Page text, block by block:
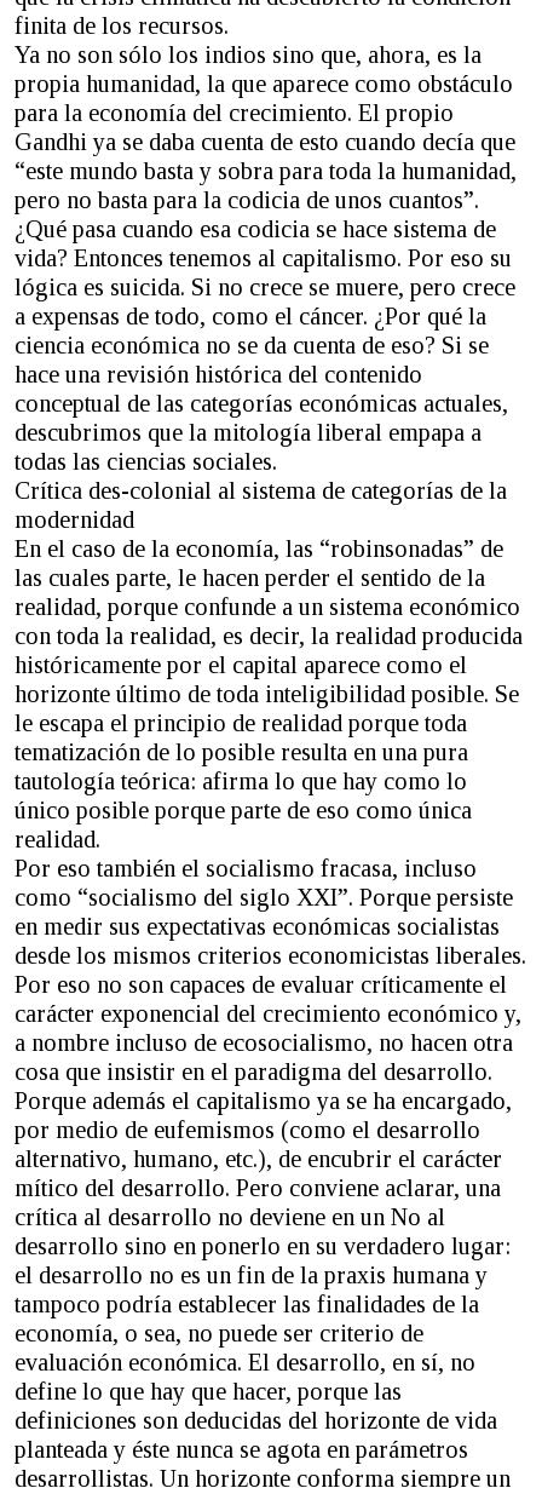
finita de los recursos.
Ya no son sólo los indios sino que, ahora, es la
propia humanidad, la que aparece como obstáculo
para la economía del crecimiento. El propio
Gandhi ya se daba cuenta de esto cuando decía que
“este mundo basta y sobra para toda la humanidad,
pero no basta para la codicia de unos cuantos”.
¿Qué pasa cuando esa codicia se hace sistema de
vida? Entonces tenemos al capitalismo. Por eso su
lógica es suicida. Si no crece se muere, pero crece
a expensas de todo, como el cáncer. ¿Por qué la
ciencia económica no se da cuenta de eso? Si se
hace una revisión histórica del contenido
conceptual de las categorías económicas actuales,
descubrimos que la mitología liberal empapa a
todas las ciencias sociales.
Crítica des-colonial al sistema de categorías de la
modernidad
En el caso de la economía, las “robinsonadas” de
las cuales parte, le hacen perder el sentido de la
realidad, porque confunde a un sistema económico
con toda la realidad, es decir, la realidad producida
históricamente por el capital aparece como el
horizonte último de toda inteligibilidad posible. Se
le escapa el principio de realidad porque toda
tematización de lo posible resulta en una pura
tautología teórica: afirma lo que hay como lo
único posible porque parte de eso como única
realidad.
Por eso también el socialismo fracasa, incluso
como “socialismo del siglo XXI”. Porque persiste
en medir sus expectativas económicas socialistas
desde los mismos criterios economicistas liberales.
Por eso no son capaces de evaluar críticamente el
carácter exponencial del crecimiento económico y,
a nombre incluso de ecosocialismo, no hacen otra
cosa que insistir en el paradigma del desarrollo.
Porque además el capitalismo ya se ha encargado,
por medio de eufemismos (como el desarrollo
alternativo, humano, etc.), de encubrir el carácter
mítico del desarrollo. Pero conviene aclarar, una
crítica al desarrollo no deviene en un No al
desarrollo sino en ponerlo en su verdadero lugar:
el desarrollo no es un fin de la praxis humana y
tampoco podría establecer las finalidades de la
economía, o sea, no puede ser criterio de
evaluación económica. El desarrollo, en sí, no
define lo que hay que hacer, porque las
definiciones son deducidas del horizonte de vida
planteada y éste nunca se agota en parámetros
desarrollistas. Un horizonte conforma siempre un